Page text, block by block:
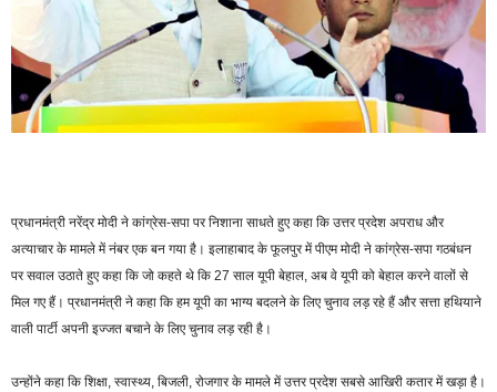
प्रधानमंत्री नरेंद्र मोदी ने कांग्रेस-सपा पर निशाना साधते हुए कहा कि उत्तर प्रदेश अपराध और
अत्याचार के मामले में नंबर एक बन गया है। इलाहाबाद के फूलपुर में पीएम मोदी ने कांग्रेस-सपा गठबंधन
पर सवाल उठाते हुए कहा कि जो कहते थे कि 27 साल यूपी बेहाल, अब वे यूपी को बेहाल करने वालों से
मिल गए हैं। प्रधानमंत्री ने कहा कि हम यूपी का भाग्य बदलने के लिए चुनाव लड़ रहे हैं और सत्ता हथियाने
वाली पार्टी अपनी इज्जत बचाने के लिए चुनाव लड़ रही है।
उन्होंने कहा कि शिक्षा, स्वास्थ्य, बिजली, रोजगार के मामले में उत्तर प्रदेश सबसे आखिरी कतार में खड़ा है।